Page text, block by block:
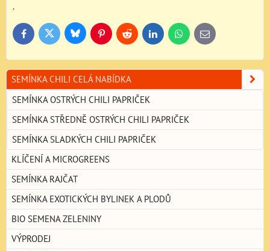
.
FacebookTwitter BlueskyPinterestReddit LinkedInWhatsApp
E-
mail
SEMÍNKA CHILI CELÁ NABÍDKA
SEMÍNKA OSTRÝCH CHILI PAPRIČEK
SEMÍNKA STŘEDNĚ OSTRÝCH CHILI PAPRIČEK
SEMÍNKA SLADKÝCH CHILI PAPRIČEK
KLÍČENÍ A MICROGREENS
SEMÍNKA RAJČAT
SEMÍNKA EXOTICKÝCH BYLINEK A PLODŮ
BIO SEMENA ZELENINY
VÝPRODEJ